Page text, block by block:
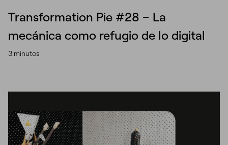
Transformation Pie #28 – La
mecánica como refugio de lo digital
3 minutos